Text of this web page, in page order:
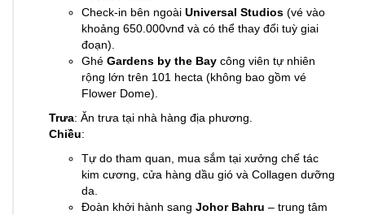
Check-in bên ngoài Universal Studios (vé vào
khoảng 650.000vnđ và có thể thay đổi tuỳ giai
đoạn).
Ghé Gardens by the Bay công viên tự nhiên
rộng lớn trên 101 hecta (không bao gồm vé
Flower Dome).
Trưa: Ăn trưa tại nhà hàng địa phương.
Chiều:
Tự do tham quan, mua sắm tại xưởng chế tác
kim cương, cửa hàng dầu gió và Collagen dưỡng
da.
Đoàn khởi hành sang Johor Bahru – trung tâm